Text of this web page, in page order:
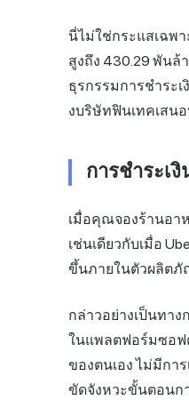
นี่ไม่ใช่กระแสเฉพ
สูงถึง 430.29 พันล้
ธุรกรรมการชำระ
งบริษัทฟินเทคเสน
การชำระเ
เมื่อคุณจองร้านอา
เช่นเดียวกับเมื่อ
ขึ้นภายในตัวผลิตภั
กล่าวอย่างเป็นทา
ในแพลตฟอร์มซอฟ
ของตนเอง ไม่มีกา
ขัดจังหวะขั้นตอนก